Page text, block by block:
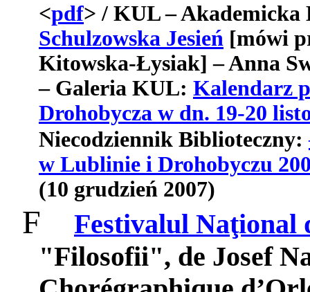
<pdf> / KUL –
Schulzowska Jesień [mówi
Kitowska-Łysiak] – Anna
– Galeria KUL: Kalendarz
Drohobycza w dn. 19-20
Niecodziennik Biblioteczny:
w Lublinie i Drohobyczu
(10 grudzień 2007)
F
Festivalul Naţional
"Filosofii", de Josef